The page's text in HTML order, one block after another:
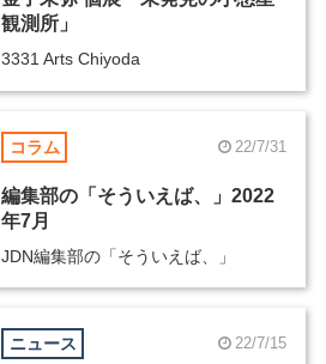
観測所」
3331 Arts Chiyoda
コラム 22/7/31
編集部の「そういえば、」2022
年7月
JDN編集部の「そういえば、」
ニュース 22/7/15